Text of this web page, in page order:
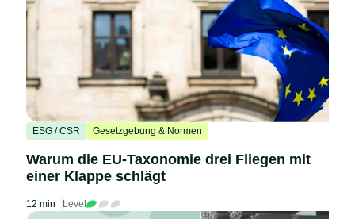
ESG / CSR Gesetzgebung & Normen
Warum die EU-Taxonomie drei Fliegen mit
einer Klappe schlägt
12 min Level